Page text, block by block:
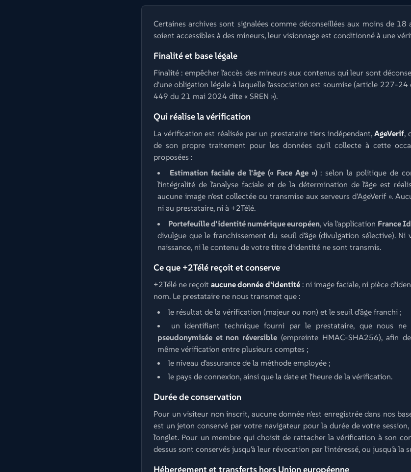
Certaines archives sont signalées comme déconseillées aux moins de 18
soient accessibles à des mineurs, leur visionnage est conditionné à une
Finalité et base légale
Finalité : empêcher l'accès des mineurs aux contenus qui leur sont
d'une obligation légale à laquelle l'association est soumise (article 227-
449 du 21 mai 2024 dite « SREN »).
Qui réalise la vérification
La vérification est réalisée par un prestataire tiers indépendant,AgeVerif,
de son propre traitement pour les données qu'il collecte à cette
proposées :
Estimation faciale de l'âge (« Face Age »): selon la politique de
l'intégralité de l'analyse faciale et de la détermination de l'âge est
aucune image n'est collectée ou transmise aux serveurs d'AgeVerif ».
ni au prestataire, ni à +2Télé.
Portefeuille d'identité numérique européen, via l'application France
divulgue que le franchissement du seuil d'âge (divulgation sélective).
naissance, ni le contenu de votre titre d'identité ne sont transmis.
Ce que +2Télé reçoit et conserve
+2Télé ne reçoitaucune donnée d'identité: ni image faciale, ni pièce
nom. Le prestataire ne nous transmet que :
le résultat de la vérification (majeur ou non) et le seuil d'âge franchi ;
un identifiant technique fourni par le prestataire, que nous ne
pseudonymisée et non réversible (empreinte HMAC-SHA256), afin
même vérification entre plusieurs comptes ;
le niveau d'assurance de la méthode employée ;
le pays de connexion, ainsi que la date et l'heure de la vérification.
Durée de conservation
Pour un visiteur non inscrit, aucune donnée n'est enregistrée dans nos
est un jeton conservé par votre navigateur pour la durée de votre
l'onglet. Pour un membre qui choisit de rattacher la vérification à son
dessus sont conservés jusqu'à leur révocation par l'intéressé, ou jusqu'à la
Hébergement et transferts hors Union européenne